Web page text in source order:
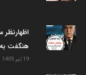
اظهارنظر
هنگفت
19 تیر 1405